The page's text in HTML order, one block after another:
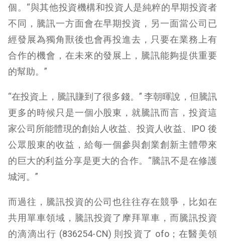
個。“與其他投資機構和投資人是純粹的早期投資者
不同，騰訊一方面會在早期投資，另一面當公司已
經發展為獨角獸後也會再投進去，只要在業務上有
合作的機會，在未來的發展上，騰訊能夠提供重要
的幫助。”
“在投資上，騰訊賺到了很多錢。” 李朝暉說，但騰訊
更多的時候只是一個小股東，就騰訊而言，投資這
家公司所能體現的創始人收益、投資人收益、IPO 後
公眾股東的收益，給每一個參與創業創新主體帶來
的巨大的利益分享是更大的合作。“騰訊不是在修護
城河。”
而過往，騰訊投資的公司也往往存在競爭，比如在
共用單車領域，騰訊投資了摩拜單車，而騰訊投資
的滴滴出行 (836254-CN) 則投資了 ofo；在醫美領